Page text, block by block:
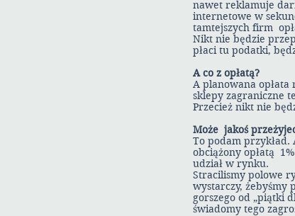
nawet reklamuje
internetowe w
tamtejszych firm
Nikt nie będzie
płaci tu podatki,
A co z opłatą?
A planowana
sklepy zagraniczne
Przecież nikt nie
Może jakoś
To podam
obciążony opłatą
udział w rynku.
Stracilismy polowe
wystarczy, żebyśmy
gorszego od „piątki
świadomy tego